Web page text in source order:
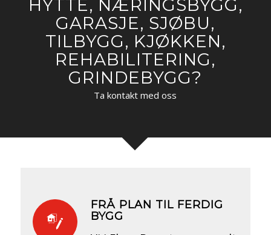
HYTTE, NÆRINGSBYGG,
GARASJE, SJØBU,
TILBYGG, KJØKKEN,
REHABILITERING,
GRINDEBYGG?
Ta kontakt med oss
FRÅ PLAN TIL FERDIG
BYGG